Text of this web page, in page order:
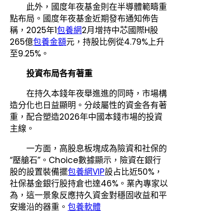
此外，國度年夜基金則在半導體範疇重
點布局。國度年夜基金近期發布通知佈告
稱，2025年1包養網2月增持中芯國際H股
265億包養金額元，持股比例從4.79%上升
至9.25%。
投資布局各有著重
在持久本錢年夜舉進進的同時，市場構
造分化也日益顯明。分歧屬性的資金各有著
重，配合塑造2026年中國本錢市場的投資
主線。
一方面，高股息板塊成為險資和社保的
“壓艙石”。Choice數據顯示，險資在銀行
股的設置裝備擺包養網VIP設占比近50%，
社保基金銀行股持倉也達46%。業內專家以
為，這一景象反應持久資金對穩固收益和平
安邊沿的器重。 包養軟體